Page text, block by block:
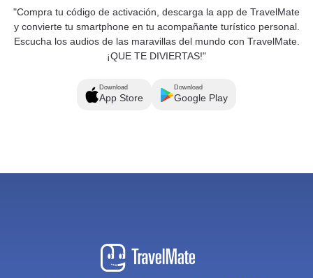
"Compra tu código de activación, descarga la app de TravelMate
y convierte tu smartphone en tu acompañante turístico personal.
Escucha los audios de las maravillas del mundo con TravelMate.
¡QUE TE DIVIERTAS!"
Download
App Store
Download
Google Play